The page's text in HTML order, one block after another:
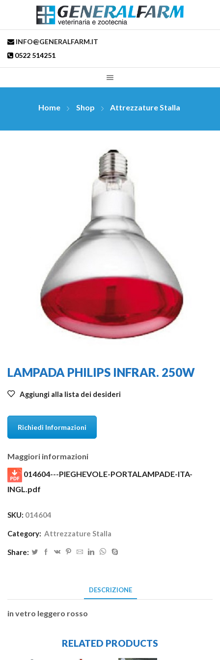
INFO@GENERALFARM.IT
0522 514251
Home Shop Attrezzature Stalla
LAMPADA PHILIPS INFRAR. 250W
Aggiungi alla lista dei desideri
Richiedi Informazioni
Maggiori informazioni
014604---PIEGHEVOLE-PORTALAMPADE-ITA-
INGL.pdf
SKU: 014604
Category: Attrezzature Stalla
Share:
DESCRIZIONE
in vetro leggero rosso
RELATED PRODUCTS